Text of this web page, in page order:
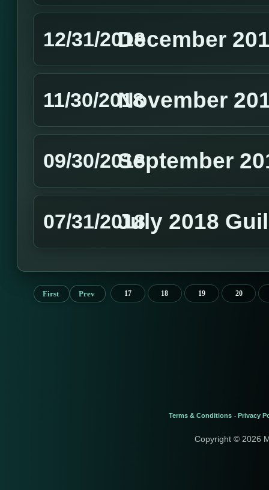
12/31/2018December
11/30/2018November
09/30/2018September
07/31/2018July 2018
First Prev 17 18 19 20
Terms & Conditions - Privacy
Copyright © 2026